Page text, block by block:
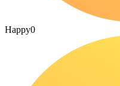
Happy0